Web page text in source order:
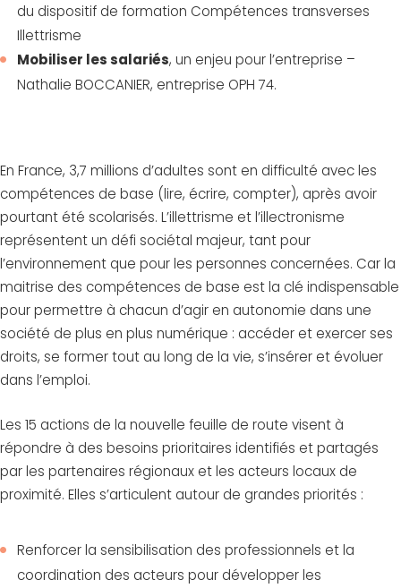
du dispositif de formation Compétences transverses
Illettrisme
Mobiliser les salariés, un enjeu pour l’entreprise –
Nathalie BOCCANIER, entreprise OPH 74.
En France, 3,7 millions d’adultes sont en difficulté avec les
compétences de base (lire, écrire, compter), après avoir
pourtant été scolarisés. L’illettrisme et l’illectronisme
représentent un défi sociétal majeur, tant pour
l’environnement que pour les personnes concernées. Car la
maitrise des compétences de base est la clé indispensable
pour permettre à chacun d’agir en autonomie dans une
société de plus en plus numérique : accéder et exercer ses
droits, se former tout au long de la vie, s’insérer et évoluer
dans l’emploi.
Les 15 actions de la nouvelle feuille de route visent à
répondre à des besoins prioritaires identifiés et partagés
par les partenaires régionaux et les acteurs locaux de
proximité. Elles s’articulent autour de grandes priorités :
Renforcer la sensibilisation des professionnels et la
coordination des acteurs pour développer les